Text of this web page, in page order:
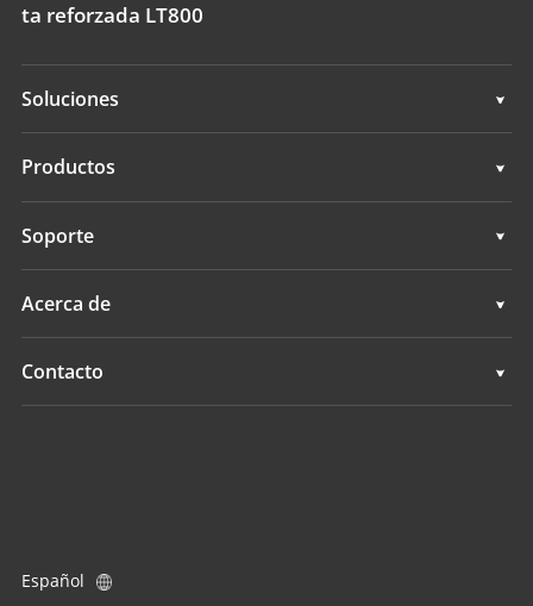
ta reforzada LT800
Soluciones
Topografía e ingeniería
Levantamientos hidrográficos
Servicios de posicionamiento
Productos
Levantamientos hidrográficos
Soporte
Soporte
Acerca de
Descripción general
Contacto
Español